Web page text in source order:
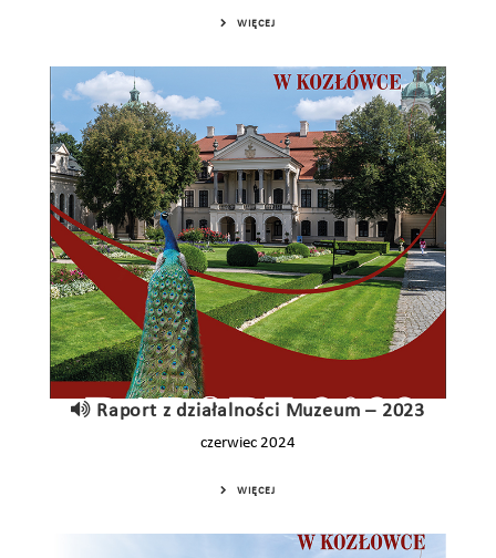
WIĘCEJ
Raport z działalności Muzeum – 2023
czerwiec 2024
WIĘCEJ